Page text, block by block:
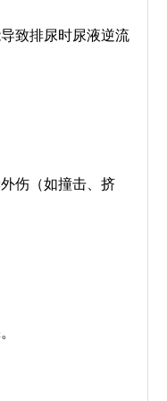
致排尿时尿液逆流
伤（如撞击、挤